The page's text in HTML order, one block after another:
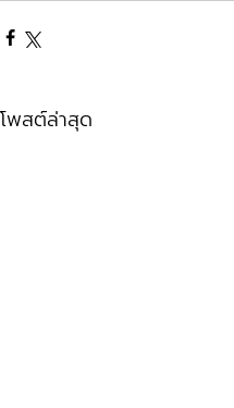
โพสต์ล่าสุด